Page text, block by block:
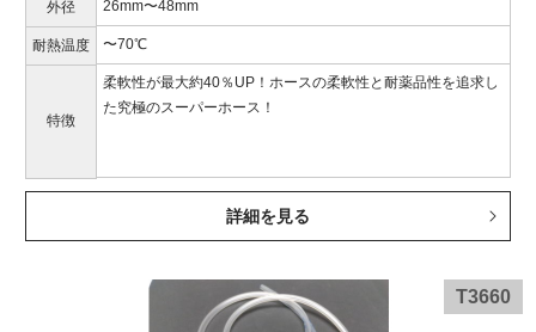
外径 26mm〜48mm
耐熱温度 〜70℃
特徴
柔軟性が最大約40％UP！ホースの柔軟性と耐薬品性を追求し
た究極のスーパーホース！
詳細を見る
T3660